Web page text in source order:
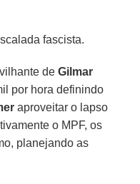
fascista.
deGilmar
por hora definindo
aproveitar o lapso
o MPF, os
planejando as